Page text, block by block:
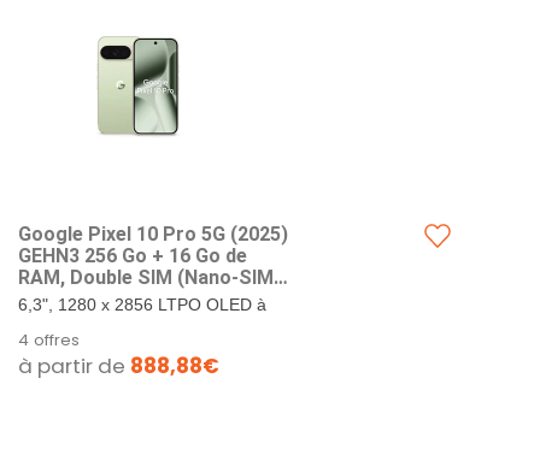
Google Pixel 10 Pro 5G (202​5)
GEHN3 256 Go + 16 Go de
RAM, Double SIM (Nano-SIM,
eSIM), Android 1​6
Smartphone débloqué en
Usine (Jade)
6,3", 1280 x 2856 LTPO OLED à
Glass Victus 2. 256 Go de
stockage + 16 Go de RAM.
4 offres
à partir de 888,88€